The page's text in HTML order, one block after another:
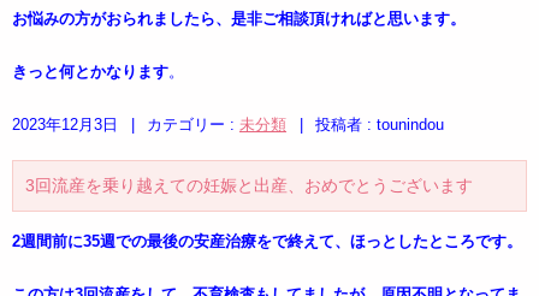
お悩みの方がおられましたら、是非ご相談頂ければと思います。
きっと何とかなります。
2023年12月3日 | カテゴリー : 未分類 | 投稿者 : tounindou
3回流産を乗り越えての妊娠と出産、おめでとうございます
2週間前に35週での最後の安産治療をで終えて、ほっとしたところです。